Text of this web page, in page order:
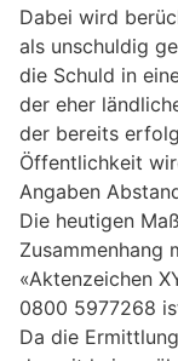
Dabei wird
als unschuldig
die Schuld in
der eher
der bereits
Öffentlichkeit
Angaben
Die heutigen
Zusammenhang
«Aktenzeichen
0800 5977268
Da die